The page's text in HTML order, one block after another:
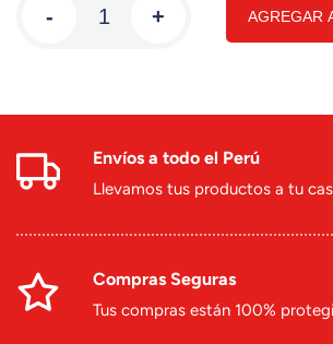
- + AGREGAR
Envíos a todo el Perú
Llevamos tus productos a tu
Compras Seguras
Tus compras están 100%